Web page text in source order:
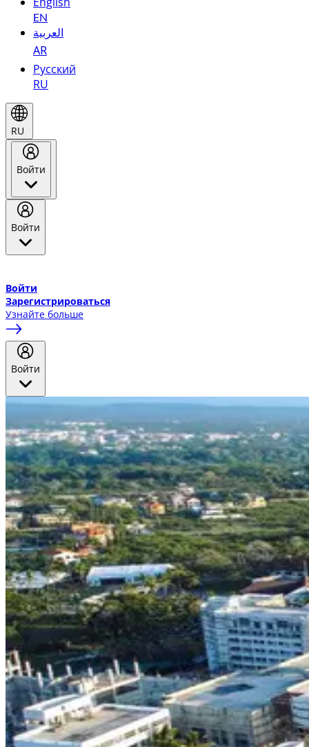
EN
العربية
AR
Русский
RU
RU
Войти
Войти
Войти
Зарегистрироваться
Узнайте больше
Войти